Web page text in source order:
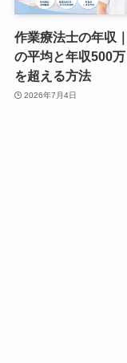
作業療法士の年収
の平均と年収500
を超える方法
2026年7月4日